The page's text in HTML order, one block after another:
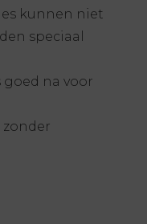
kunnen niet
speciaal
goed na voor
zonder